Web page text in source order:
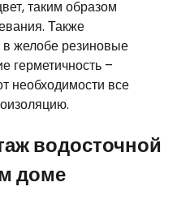
таким образом
Также
желобе резиновые
герметичность –
необходимости все
водосточной
доме